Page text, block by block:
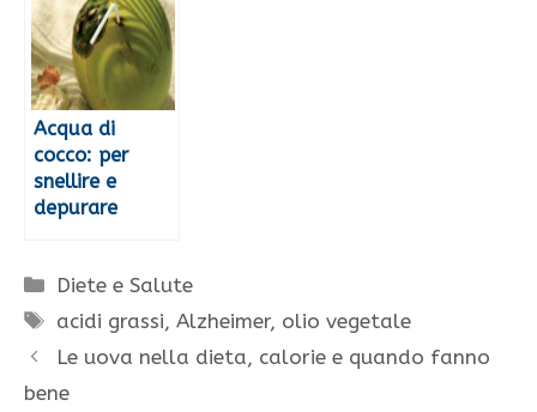
Acqua di
cocco: per
snellire e
depurare
Categorie
Diete e Salute
Tag
acidi grassi,Alzheimer, olio vegetale
Le uova nella dieta, calorie e quando fanno
bene